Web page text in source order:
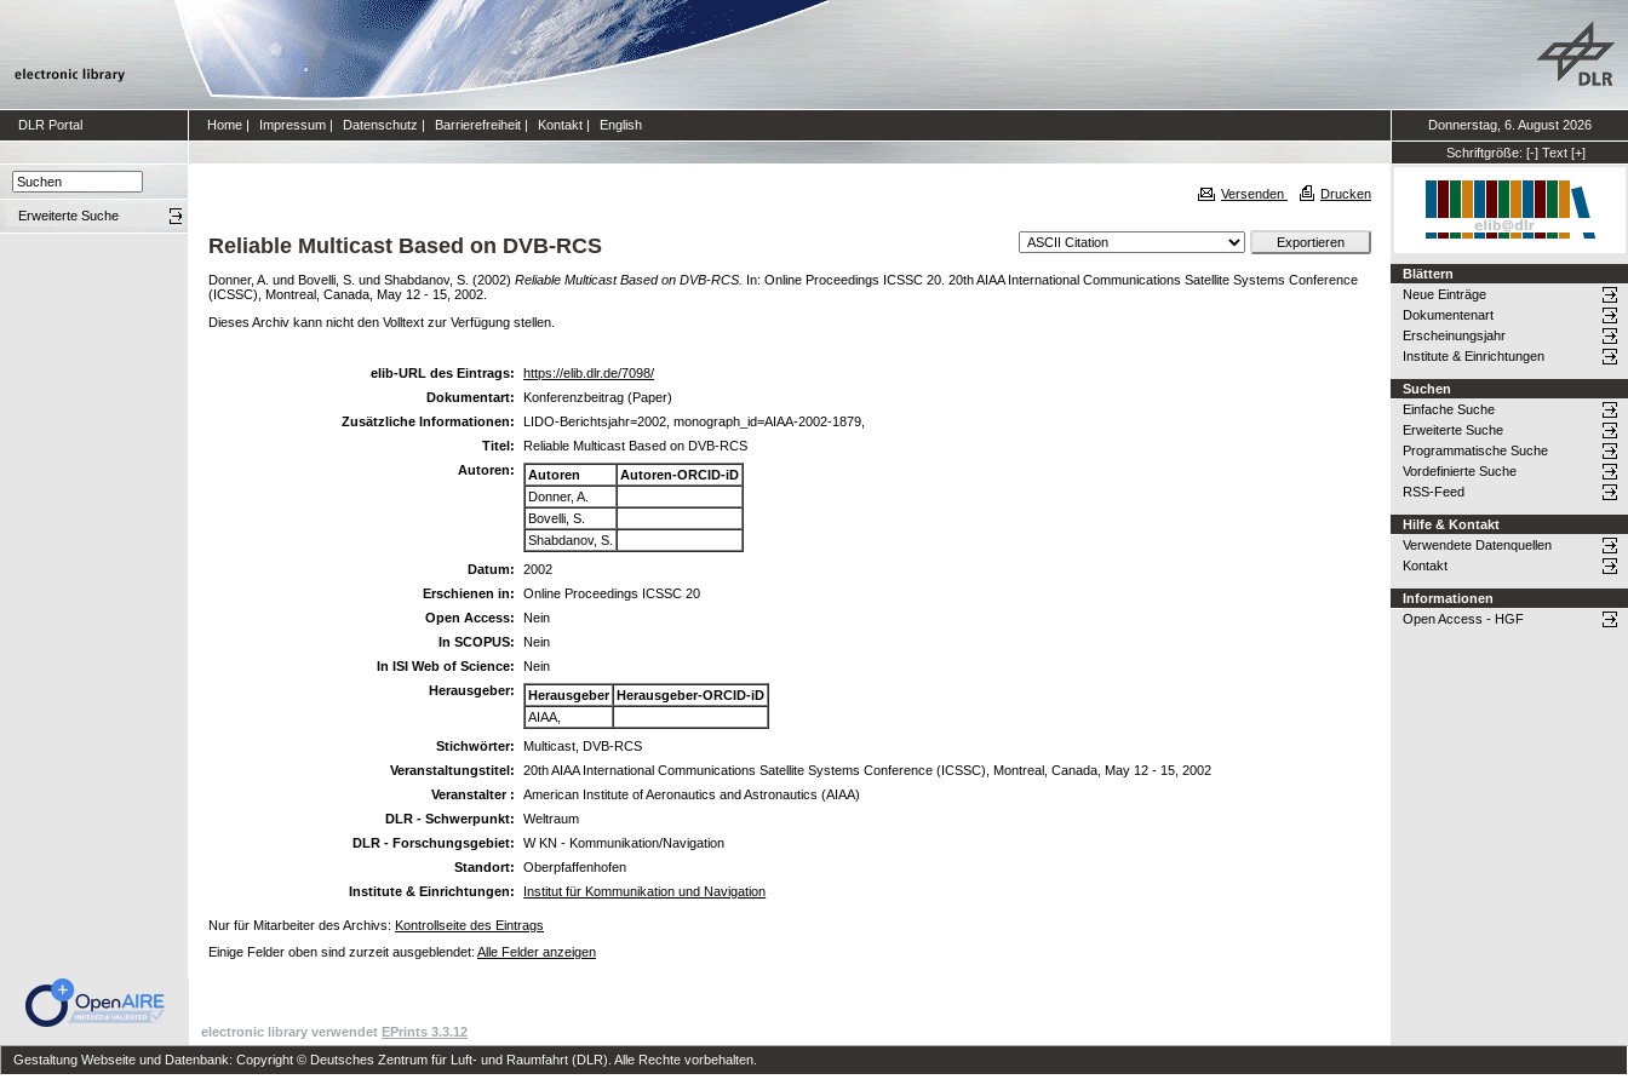
DLR Portal Home | Impressum | Datenschutz | Barrierefreiheit | Kontakt | English
Donnerstag, 6. August 2026
Schriftgröße: [-] Text [+]
Erweiterte Suche
Versenden Drucken
Reliable Multicast Based on DVB-RCS
Donner, A. und Bovelli, S. und Shabdanov, S. (2002) Reliable Multicast Based on DVB-RCS. In: Online Proceedings ICSSC 20. 20th AIAA International Communications Satellite Systems Conference
(ICSSC), Montreal, Canada, May 12 - 15, 2002.
Dieses Archiv kann nicht den Volltext zur Verfügung stellen.
elib-URL des Eintrags:
https://elib.dlr.de/7098/
Dokumentart:
Konferenzbeitrag (Paper)
Zusätzliche Informationen:
LIDO-Berichtsjahr=2002, monograph_id=AIAA-2002-1879,
Titel:
Reliable Multicast Based on DVB-RCS
Autoren:
Autoren
Autoren-ORCID-iD
Donner, A.
Bovelli, S.
Shabdanov, S.
Datum:
2002
Erschienen in:
Online Proceedings ICSSC 20
Open Access:
Nein
In SCOPUS:
Nein
In ISI Web of Science:
Nein
Herausgeber:
Herausgeber Herausgeber-ORCID-iD
AIAA,
Stichwörter:
Multicast, DVB-RCS
Veranstaltungstitel:
20th AIAA International Communications Satellite Systems Conference (ICSSC), Montreal, Canada, May 12 - 15, 2002
Veranstalter :
American Institute of Aeronautics and Astronautics (AIAA)
DLR - Schwerpunkt:
Weltraum
DLR - Forschungsgebiet:
W KN - Kommunikation/Navigation
Standort:
Oberpfaffenhofen
Institute & Einrichtungen:
Institut für Kommunikation und Navigation
Nur für Mitarbeiter des Archivs: Kontrollseite des Eintrags
Einige Felder oben sind zurzeit ausgeblendet: Alle Felder anzeigen
Blättern
Neue Einträge
Dokumentenart
Erscheinungsjahr
Institute & Einrichtungen
Suchen
Einfache Suche
Erweiterte Suche
Programmatische Suche
Vordefinierte Suche
RSS-Feed
Hilfe & Kontakt
Verwendete Datenquellen
Kontakt
Informationen
Open Access - HGF
electronic library verwendet EPrints 3.3.12
Gestaltung Webseite und Datenbank: Copyright © Deutsches Zentrum für Luft- und Raumfahrt (DLR). Alle Rechte vorbehalten.